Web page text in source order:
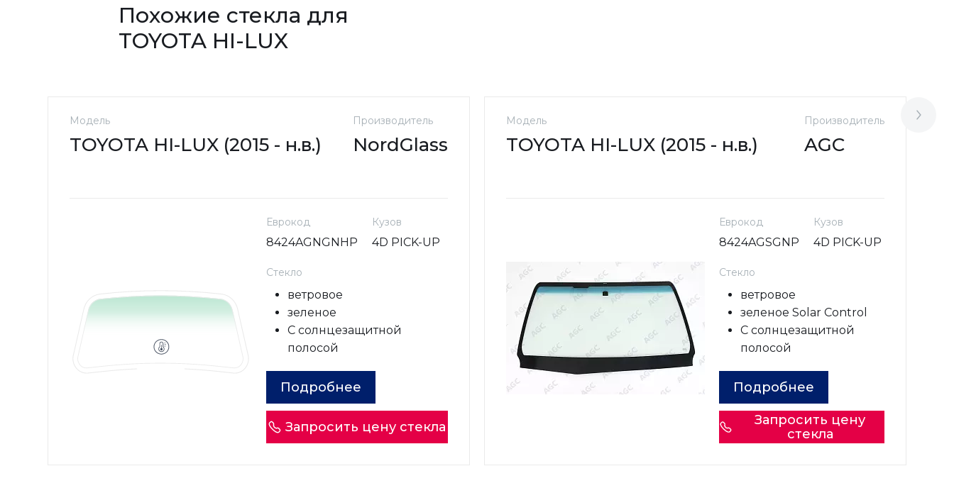
Похожие стекла для
TOYOTA HI-LUX
Модель
TOYOTA HI-LUX (2015 - н.в.)
Производитель
NordGlass
Еврокод
8424AGNGNHP
Кузов
4D PICK-UP
Стекло
ветровое
зеленое
С солнцезащитной
полосой
Подробнее
Запросить цену стекла
Модель
TOYOTA HI-LUX (2015 - н.в.)
Производитель
AGC
Еврокод
8424AGSGNP
Кузов
4D PICK-UP
Стекло
ветровое
зеленое Solar Control
С солнцезащитной
полосой
Подробнее
Запросить цену
стекла